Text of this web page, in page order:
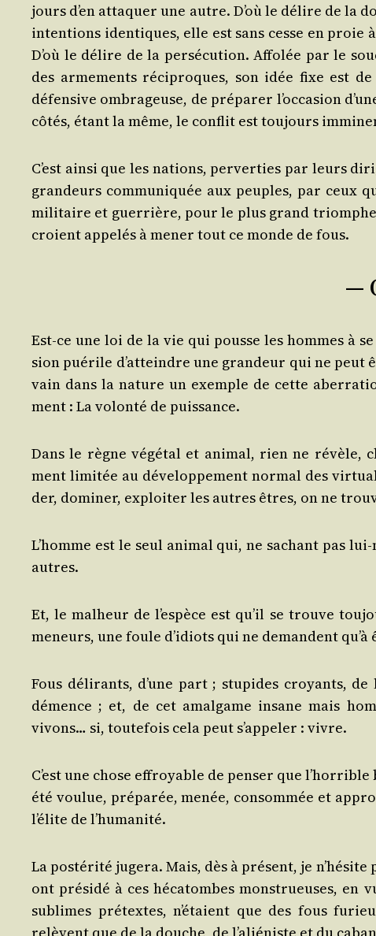
jours d’en atta­quer une autre. D’où le délire de la
inten­tions iden­tiques, elle est sans cesse en proie
D’où le délire de la per­sé­cu­tion. Affo­lée par le
des arme­ments réci­proques, son idée fixe est
défen­sive ombra­geuse, de pré­pa­rer l’oc­ca­sion
côtés, étant la même, le conflit est tou­jours
C’est ain­si que les nations, per­ver­ties par leurs
gran­deurs com­mu­ni­quée aux peuples, par ceux
mili­taire et guer­rière, pour le plus grand
croient appe­lés à mener tout ce monde de fous.
—
Est-ce une loi de la vie qui pousse les hommes à
sion pué­rile d’at­teindre une gran­deur qui ne peut
vain dans la nature un exemple de cette
ment : La volon­té de puissance.
Dans le règne végé­tal et ani­mal, rien ne révèle,
ment limi­tée au déve­lop­pe­ment nor­mal des
der, domi­ner, exploi­ter les autres êtres, on ne
L’homme est le seul ani­mal qui, ne sachant pas
autres.
Et, le mal­heur de l’es­pèce est qu’il se trouve
meneurs, une foule d’i­diots qui ne demandent qu’à
Fous déli­rants, d’une part ; stu­pides croyants, de
démence ; et, de cet amal­game insane mais
vivons… si, tou­te­fois cela peut s’ap­pe­ler : vivre.
C’est une chose effroyable de pen­ser que
été vou­lue, pré­pa­rée, menée, consom­mée et
l’é­lite de l’humanité.
La pos­té­ri­té juge­ra. Mais, dès à pré­sent, je
ont pré­si­dé à ces héca­tombes mons­trueuses, en
sublimes pré­textes, n’é­taient que des fous